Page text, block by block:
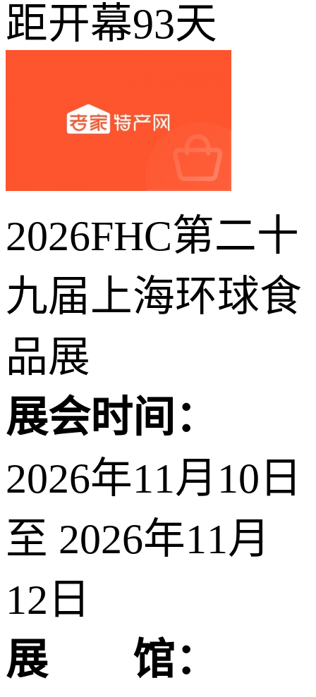
距开幕93天
2026FHC第二十
九届上海环球食
品展
展会时间：
2026年11月10日
至 2026年11月
12日
展 馆：